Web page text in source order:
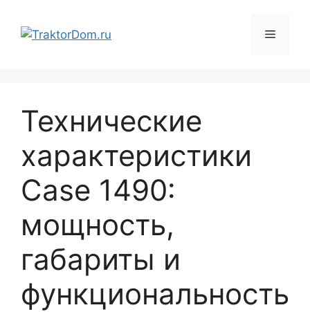
содержимому
Меню
Технические
характеристики
Case 1490:
мощность,
габариты и
функциональность